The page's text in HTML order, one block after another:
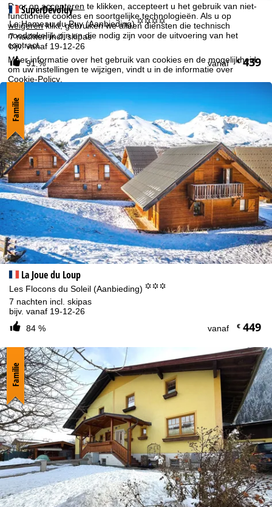
Door opaccepteren te klikken, accepteert u het gebruik van niet-
functionele cookies en soortgelijke technologieën. Als u op
weigerenklikt, gebruiken we alleen diensten die technisch
noodzakelijk zijn en die nodig zijn voor de uitvoering van het
contract.
Meer informatie over het gebruik van cookies en de mogelijkheid
om uw instellingen te wijzigen, vindt u in de informatie over
Cookie-Policy
Informatie over de doeleinden en jouw rechten omtrent
gegevensbescherming vind je onze
Privacy Policy.
Accepteren
SuperDévoluy
Le Hameau du Puy (Aanbieding)°°°°
7 nachten incl. skipas
bijv. vanaf 19-12-26
91 %
vanaf €439
La Joue du Loup
Les Flocons du Soleil (Aanbieding) °°°
7 nachten incl. skipas
bijv. vanaf 19-12-26
84 %
vanaf €449
Familie
Familie